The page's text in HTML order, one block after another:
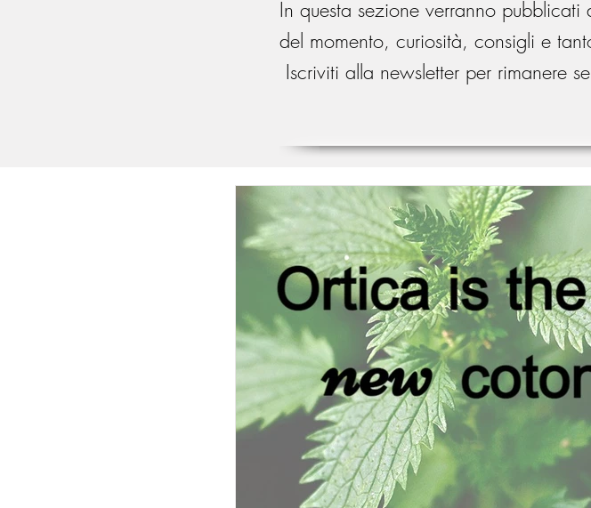
In questa sezione verranno
del momento, curiosità, consigli e
Iscriviti alla newsletter per rimanere